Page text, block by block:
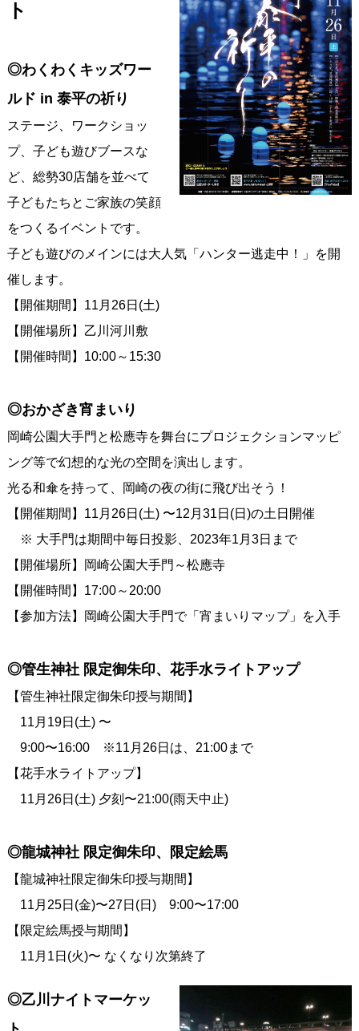
ト
◎わくわくキッズワー
ルド in 泰平の祈り
ステージ、ワークショッ
プ、子ども遊びブースな
ど、総勢30店舗を並べて
子どもたちとご家族の笑顔
をつくるイベントです。
子ども遊びのメインには大人気「ハンター逃走中！」を開
催します。
【開催期間】11月26日(土)
【開催場所】乙川河川敷
【開催時間】10:00～15:30
◎おかざき宵まいり
岡崎公園大手門と松應寺を舞台にプロジェクションマッピ
ング等で幻想的な光の空間を演出します。
光る和傘を持って、岡崎の夜の街に飛び出そう！
【開催期間】11月26日(土) 〜12月31日(日)の土日開催
※ 大手門は期間中毎日投影、2023年1月3日まで
【開催場所】岡崎公園大手門～松應寺
【開催時間】17:00～20:00
【参加方法】岡崎公園大手門で「宵まいりマップ」を入手
◎管生神社 限定御朱印、花手水ライトアップ
【管生神社限定御朱印授与期間】
11月19日(土) 〜
9:00〜16:00 ※11月26日は、21:00まで
【花手水ライトアップ】
11月26日(土) 夕刻〜21:00(雨天中止)
◎龍城神社 限定御朱印、限定絵馬
【龍城神社限定御朱印授与期間】
11月25日(金)〜27日(日) 9:00〜17:00
【限定絵馬授与期間】
11月1日(火)〜 なくなり次第終了
◎乙川ナイトマーケッ